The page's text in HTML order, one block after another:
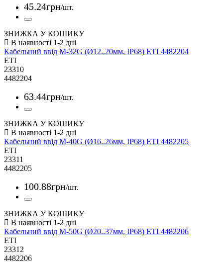
45.24грн/шт.
ЗНИЖКА У КОШИКУ
Кабельний ввід M-32G (Ø12..20мм, IP68) ETI 4482204
ETI
23310
4482204
63.44грн/шт.
ЗНИЖКА У КОШИКУ
Кабельний ввід M-40G (Ø16..26мм, IP68) ETI 4482205
ETI
23311
4482205
100.88грн/шт.
ЗНИЖКА У КОШИКУ
Кабельний ввід M-50G (Ø20..37мм, IP68) ETI 4482206
ETI
23312
4482206